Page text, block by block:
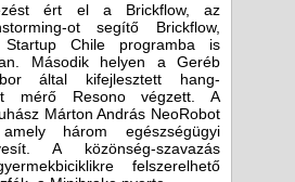
ért el a Brickflow, az
ot segítő Brickflow,
Chile programba is
Második helyen a Geréb
által kifejlesztett hang-
mérő Resono végzett. A
Márton András NeoRobot
három egészségügyi
A közönség-szavazás
felszerelhető